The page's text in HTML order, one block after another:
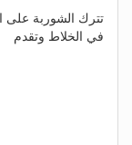
تترك الشوربة على
في الخلاط وتقدم